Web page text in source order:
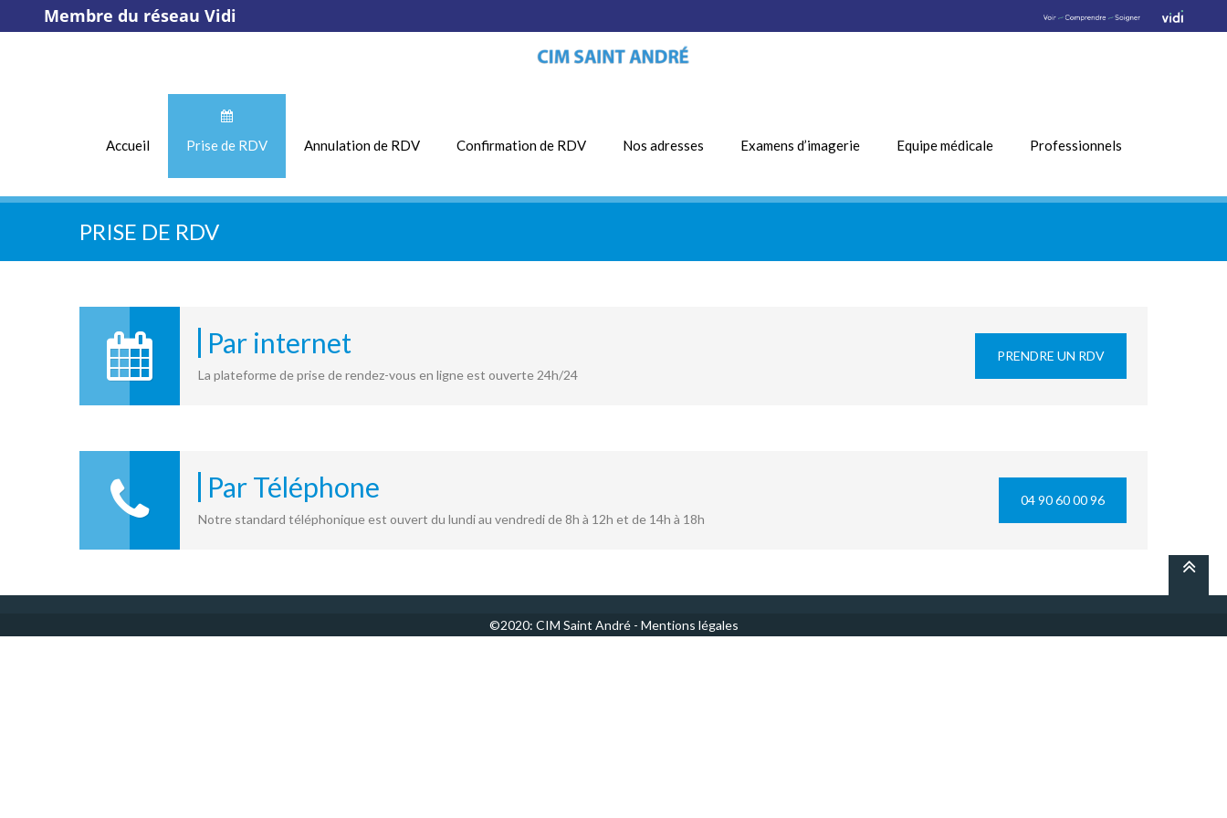
Membre du réseau Vidi
Accueil Prise de RDV Annulation de RDV Confirmation de RDV Nos adresses Examens d’imagerie Equipe médicale Professionnels
PRISE DE RDV
Par internet
La plateforme de prise de rendez-vous en ligne est ouverte 24h/24
PRENDRE UN RDV
Par Téléphone
Notre standard téléphonique est ouvert du lundi au vendredi de 8h à 12h et de 14h à 18h
04 90 60 00 96
©2020: CIM Saint André - Mentions légales